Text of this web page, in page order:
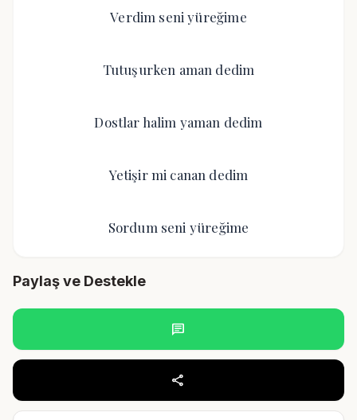
Verdim seni yüreğime
Tutuşurken aman dedim
Dostlar halim yaman dedim
Yetişir mi canan dedim
Sordum seni yüreğime
Paylaş ve Destekle
chat
share